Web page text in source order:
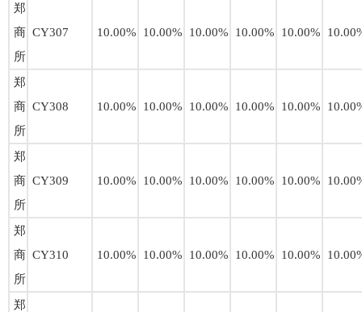
郑
商
所
CY307 10.00% 10.00% 10.00% 10.00% 10.00%
郑
商
所
CY308 10.00% 10.00% 10.00% 10.00% 10.00%
郑
商
所
CY309 10.00% 10.00% 10.00% 10.00% 10.00%
郑
商
所
CY310 10.00% 10.00% 10.00% 10.00% 10.00%
郑